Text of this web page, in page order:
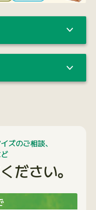
ズのご相談、
ださい。
らから
〜18：00